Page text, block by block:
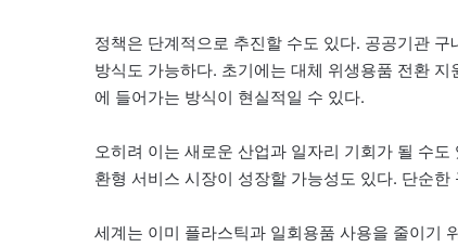
정책은 단계적으로 추진할 수도 있다. 공공기관
방식도 가능하다. 초기에는 대체 위생용품 전환
에 들어가는 방식이 현실적일 수 있다.
오히려 이는 새로운 산업과 일자리 기회가 될 수도
환형 서비스 시장이 성장할 가능성도 있다. 단순
세계는 이미 플라스틱과 일회용품 사용을 줄이기